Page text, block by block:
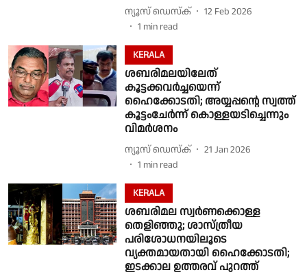
ന്യൂസ് ഡെസ്ക്
12 Feb 2026
1 min read
KERALA
ശബരിമലയിലേത്
കൂട്ടക്കവർച്ചയെന്ന്
ഹൈക്കോടതി; അയ്യപ്പൻ്റെ സ്വത്ത്
കൂട്ടംചേർന്ന് കൊള്ളയടിച്ചെന്നും
വിമർശനം
ന്യൂസ് ഡെസ്ക്
21 Jan 2026
1 min read
KERALA
ശബരിമല സ്വർണക്കൊള്ള
തെളിഞ്ഞു; ശാസ്ത്രീയ
പരിശോധനയിലൂടെ
വ്യക്തമായതായി ഹൈക്കോടതി;
ഇടക്കാല ഉത്തരവ് പുറത്ത്